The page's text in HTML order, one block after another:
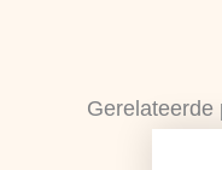
Gerelateerde